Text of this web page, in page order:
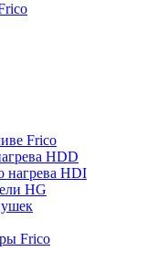
Frico
HDD
нагрева HDI
HG
Frico